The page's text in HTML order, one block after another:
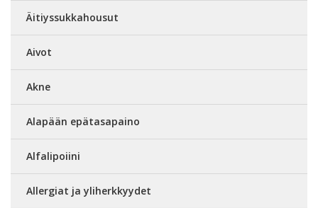
Äitiyssukkahousut
Aivot
Akne
Alapään epätasapaino
Alfalipoiini
Allergiat ja yliherkkyydet